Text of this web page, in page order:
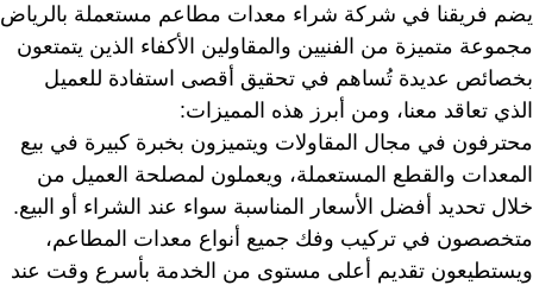
يضم فريقنا في شركة شراء معدات مطاعم مستعملة بالرياض
مجموعة متميزة من الفنيين والمقاولين الأكفاء الذين يتمتعون
بخصائص عديدة تُساهم في تحقيق أقصى استفادة للعميل
الذي تعاقد معنا، ومن أبرز هذه المميزات:
محترفون في مجال المقاولات ويتميزون بخبرة كبيرة في بيع
المعدات والقطع المستعملة، ويعملون لمصلحة العميل من
خلال تحديد أفضل الأسعار المناسبة سواء عند الشراء أو البيع.
متخصصون في تركيب وفك جميع أنواع معدات المطاعم،
ويستطيعون تقديم أعلى مستوى من الخدمة بأسرع وقت عند